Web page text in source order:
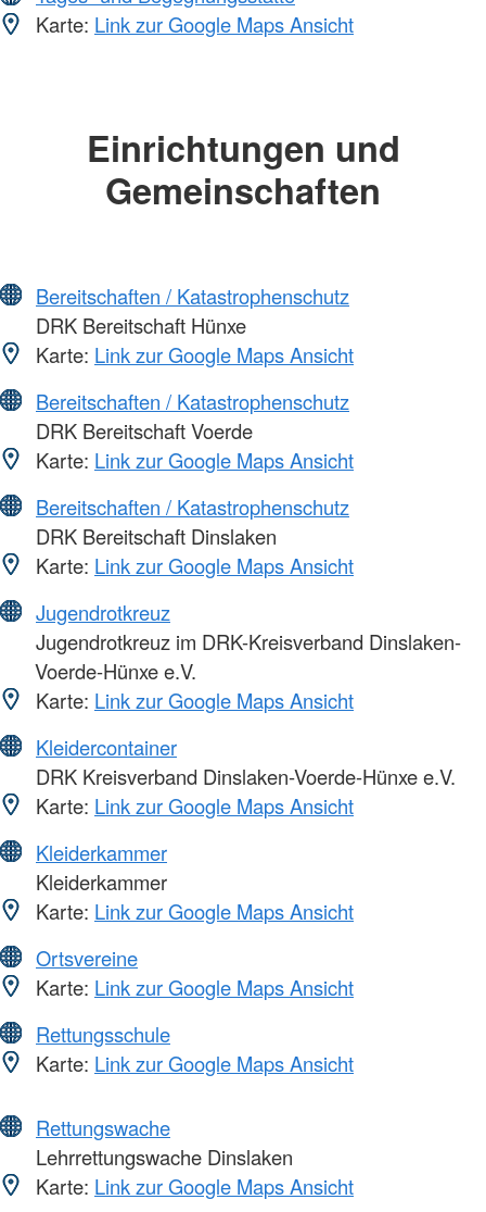
Karte: Link zur Google Maps Ansicht
Einrichtungen und
Gemeinschaften
Bereitschaften / Katastrophenschutz
DRK Bereitschaft Hünxe
Karte: Link zur Google Maps Ansicht
Bereitschaften / Katastrophenschutz
DRK Bereitschaft Voerde
Karte: Link zur Google Maps Ansicht
Bereitschaften / Katastrophenschutz
DRK Bereitschaft Dinslaken
Karte: Link zur Google Maps Ansicht
Jugendrotkreuz
Jugendrotkreuz im DRK-Kreisverband Dinslaken-
Voerde-Hünxe e.V.
Karte: Link zur Google Maps Ansicht
Kleidercontainer
DRK Kreisverband Dinslaken-Voerde-Hünxe e.V.
Karte: Link zur Google Maps Ansicht
Kleiderkammer
Kleiderkammer
Karte: Link zur Google Maps Ansicht
Ortsvereine
Karte: Link zur Google Maps Ansicht
Rettungsschule
Karte: Link zur Google Maps Ansicht
Rettungswache
Lehrrettungswache Dinslaken
Karte: Link zur Google Maps Ansicht